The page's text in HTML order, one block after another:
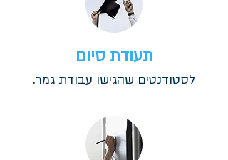
תעודת סיום
לסטודנטים שהגישו עבודת גמר.